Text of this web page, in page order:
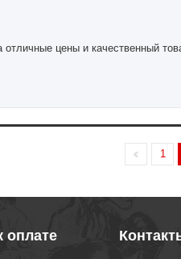
отличные цены и качественный
1
оплате